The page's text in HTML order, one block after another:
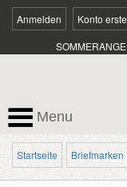
Anmelden Konto
Menu
Startseite Briefmarken